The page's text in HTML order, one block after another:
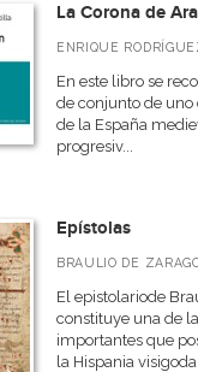
La Corona de
ENRIQUE
En este libro se
de conjunto de
de la España
progresiv...
Epístolas
BRAULIO DE
El epistolariode
constituye una de
importantes que
la Hispania visigoda